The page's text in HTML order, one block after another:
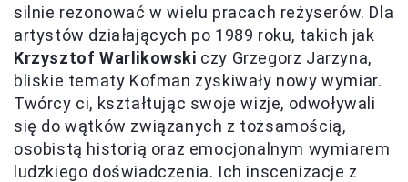
silnie rezonować w wielu pracach reżyserów. Dla
artystów działających po 1989 roku, takich jak
Krzysztof Warlikowski czy Grzegorz Jarzyna,
bliskie tematy Kofman zyskiwały nowy wymiar.
Twórcy ci, kształtując swoje wizje, odwoływali
się do wątków związanych z tożsamością,
osobistą historią oraz emocjonalnym wymiarem
ludzkiego doświadczenia. Ich inscenizacje z